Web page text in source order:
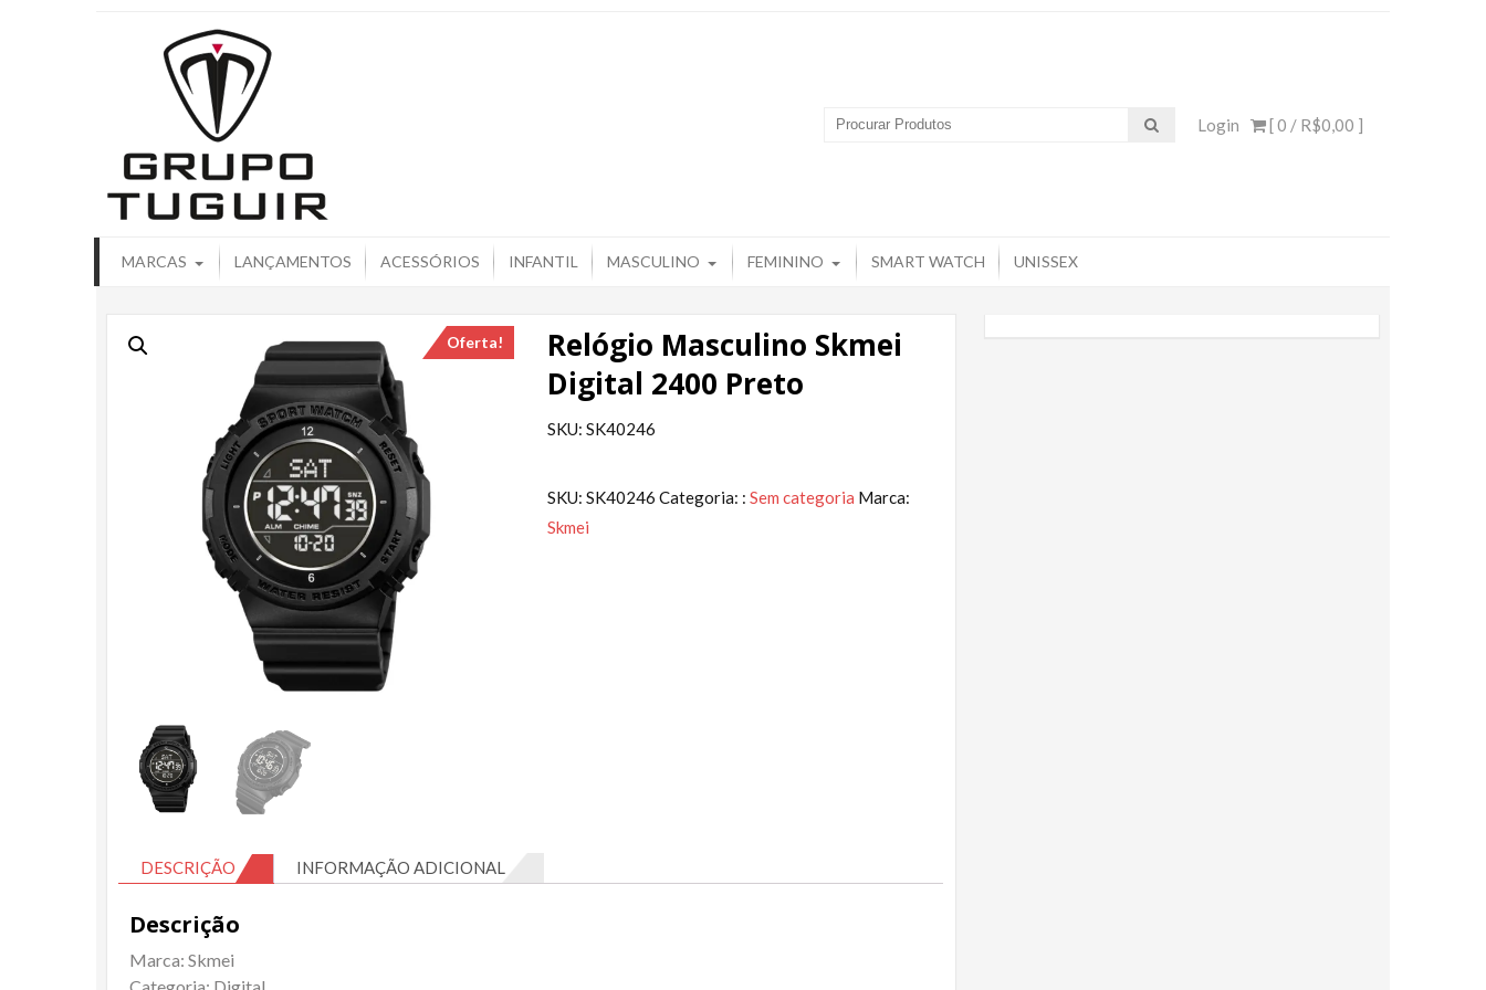
[ 0 / R$0,00 ]
Login
MARCAS LANÇAMENTOS ACESSÓRIOS INFANTIL MASCULINO FEMININO SMART WATCH UNISSEX
Oferta!
Relógio Masculino Skmei
Digital 2400 Preto
SKU: SK40246
SKU:SK40246 Categoria: :Sem categoria Marca:
Skmei
DESCRIÇÃO INFORMAÇÃO ADICIONAL
Descrição
Marca: Skmei